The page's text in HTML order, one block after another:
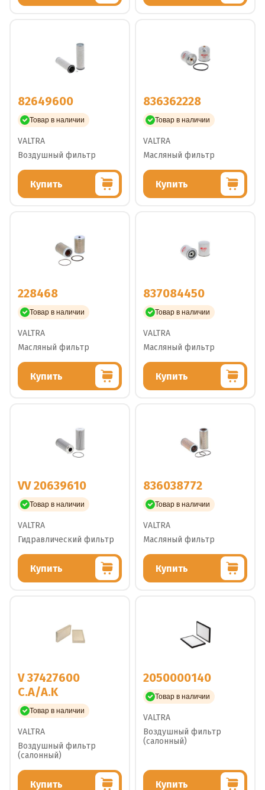
82649600
Товар в наличии
VALTRA
Воздушный фильтр
Купить
836362228
Товар в наличии
VALTRA
Масляный фильтр
Купить
228468
Товар в наличии
VALTRA
Масляный фильтр
Купить
837084450
Товар в наличии
VALTRA
Масляный фильтр
Купить
VV 20639610
Товар в наличии
VALTRA
Гидравлический фильтр
Купить
836038772
Товар в наличии
VALTRA
Масляный фильтр
Купить
V 37427600
C.A/A.K
Товар в наличии
VALTRA
Воздушный фильтр
(салонный)
Купить
2050000140
Товар в наличии
VALTRA
Воздушный фильтр
(салонный)
Купить